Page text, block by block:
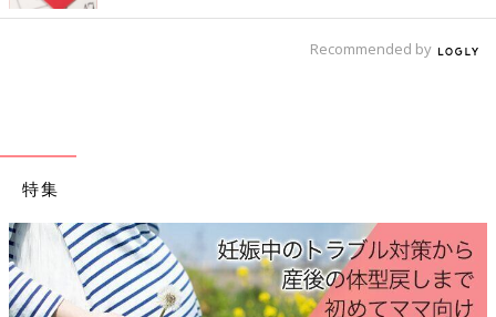
節約しています」
「贈るものはビールセットと決まっているのですが、デパートで
「通販サイトがたくさんあるので便利に使わない手はないと思っ
歴、発送日が残るので…（実はこれが一番便利）」
できればやめたいけど、やめられない、という悲痛の声もあれ
ば、今後も続けたい、やめてしまった、贈るなら手間がかからな
Recommended by
特集